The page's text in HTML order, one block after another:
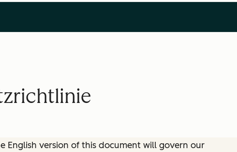
English version of this document will govern our